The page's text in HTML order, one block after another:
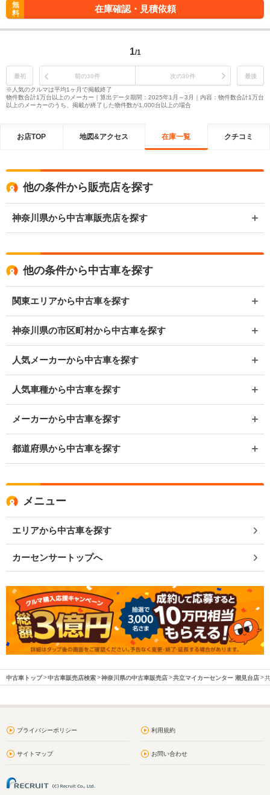
無
料
在庫確認・見積依頼
1/1
最初 前の30件 次の30件
最後
※人気のクルマは平均1ヶ月で掲載終了
物件数合計1万台以上のメーカー｜算出データ期間：2025年1月～3月｜内容：物件数合計1万台
以上のメーカーのうち、掲載が終了した物件数が1,000台以上の場合
お店TOP 地図&アクセス 在庫一覧 クチコミ
他の条件から販売店を探す
神奈川県から中古車販売店を探す
他の条件から中古車を探す
関東エリアから中古車を探す
神奈川県の市区町村から中古車を探す
人気メーカーから中古車を探す
人気車種から中古車を探す
メーカーから中古車を探す
都道府県から中古車を探す
メニュー
エリアから中古車を探す
カーセンサートップへ
中古車トップ 中古車販売店検索 神奈川県の中古車販売店 共立マイカーセンター 潮見台店
プライバシーポリシー 利用規約
サイトマップ お問い合わせ